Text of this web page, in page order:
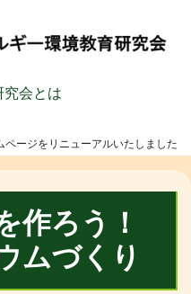
究会とは
ージをリニューアルいたしました
作ろう！
ムづくり